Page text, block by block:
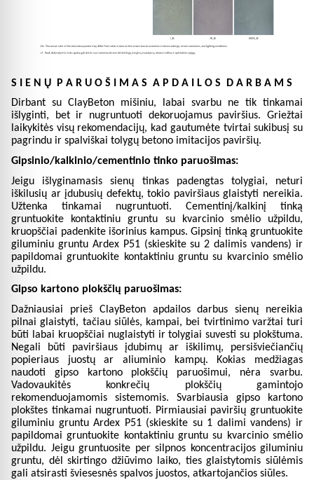
S I E N Ų P A R U O Š I M A S A P D A I L O S D A R B A M S
Dirbant su ClayBeton mišiniu, labai svarbu ne tik tinkamai
išlyginti, bet ir nugruntuoti dekoruojamus paviršius. Griežtai
laikykitės visų rekomendacijų, kad gautumėte tvirtai sukibusį su
pagrindu ir spalviškai tolygų betono imitacijos paviršių.
Gipsinio/kalkinio/cementinio tinko paruošimas:
Jeigu išlyginamasis sienų tinkas padengtas tolygiai, neturi
iškilusių ar įdubusių defektų, tokio paviršiaus glaistyti nereikia.
Užtenka tinkamai nugruntuoti. Cementinį/kalkinį tinką
gruntuokite kontaktiniu gruntu su kvarcinio smėlio užpildu,
kruopščiai padenkite išorinius kampus. Gipsinį tinką gruntuokite
giluminiu gruntu Ardex P51 (skieskite su 2 dalimis vandens) ir
papildomai gruntuokite kontaktiniu gruntu su kvarcinio smėlio
užpildu.
Gipso kartono plokščių paruošimas:
Dažniausiai prieš ClayBeton apdailos darbus sienų nereikia
pilnai glaistyti, tačiau siūlės, kampai, bei tvirtinimo varžtai turi
būti labai kruopščiai nuglaistyti ir tolygiai suvesti su plokštuma.
Negali būti paviršiaus įdubimų ar iškilimų, persišviečiančių
popieriaus juostų ar aliuminio kampų. Kokias medžiagas
naudoti gipso kartono plokščių paruošimui, nėra svarbu.
Vadovaukitės konkrečių plokščių gamintojo
rekomenduojamomis sistemomis. Svarbiausia gipso kartono
plokštes tinkamai nugruntuoti. Pirmiausiai paviršių gruntuokite
giluminiu gruntu Ardex P51 (skieskite su 1 dalimi vandens) ir
papildomai gruntuokite kontaktiniu gruntu su kvarcinio smėlio
užpildu. Jeigu gruntuosite per silpnos koncentracijos giluminiu
gruntu, dėl skirtingo džiūvimo laiko, ties glaistytomis siūlėmis
gali atsirasti šviesesnės spalvos juostos, atkartojančios siūles.